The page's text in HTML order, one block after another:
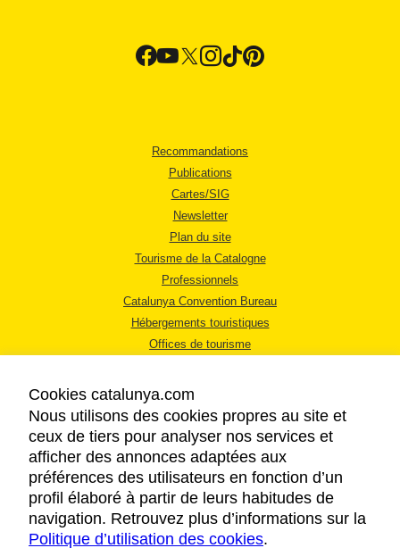
Recommandations
Publications
Cartes/SIG
Newsletter
Plan du site
Tourisme de la Catalogne
Professionnels
Catalunya Convention Bureau
Hébergements touristiques
Offices de tourisme
MENTIONS LÉGALES
RÈGLES DE CONFIDENTIALITÉ
COOKIES
ACCESSIBILITÉ
Cookies catalunya.com
Nous utilisons des cookies propres au site et
ceux de tiers pour analyser nos services et
afficher des annonces adaptées aux
préférences des utilisateurs en fonction d’un
profil élaboré à partir de leurs habitudes de
navigation. Retrouvez plus d’informations sur la
Politique d’utilisation des cookies.